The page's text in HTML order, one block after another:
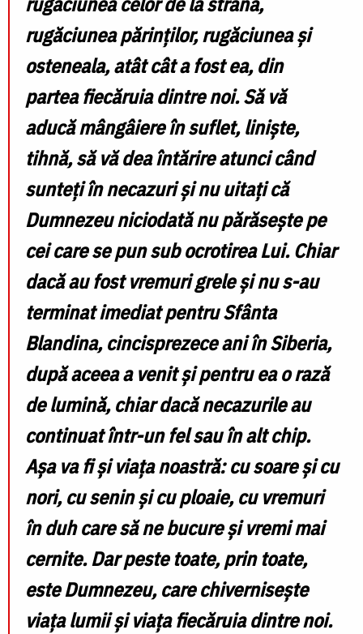
rugăciunea părinților, rugăciunea și
osteneala, atât cât a fost ea, din
partea fiecăruia dintre noi. Să vă
aducă mângâiere în suflet, liniște,
tihnă, să vă dea întărire atunci când
sunteți în necazuri și nu uitați că
Dumnezeu niciodată nu părăsește pe
cei care se pun sub ocrotirea Lui. Chiar
dacă au fost vremuri grele și nu s-au
terminat imediat pentru Sfânta
Blandina, cincisprezece ani în Siberia,
după aceea a venit și pentru ea o rază
de lumină, chiar dacă necazurile au
continuat într-un fel sau în alt chip.
Așa va fi și viața noastră: cu soare și cu
nori, cu senin și cu ploaie, cu vremuri
în duh care să ne bucure și vremi mai
cernite. Dar peste toate, prin toate,
este Dumnezeu, care chivernisește
viața lumii și viața fiecăruia dintre noi.